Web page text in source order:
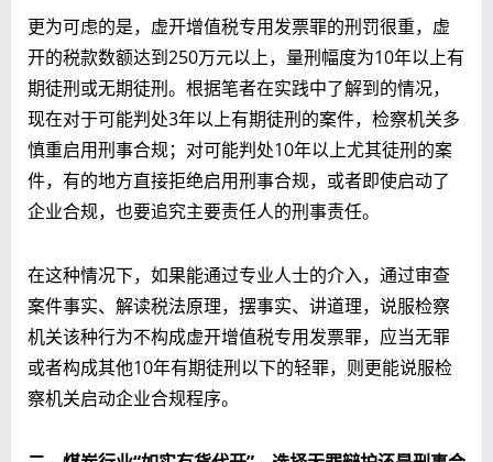
更为可虑的是，虚开增值税专用发票罪的刑罚很重，虚
开的税款数额达到250万元以上，量刑幅度为10年以上有
期徒刑或无期徒刑。根据笔者在实践中了解到的情况，
现在对于可能判处3年以上有期徒刑的案件，检察机关多
慎重启用刑事合规；对可能判处10年以上尤其徒刑的案
件，有的地方直接拒绝启用刑事合规，或者即使启动了
企业合规，也要追究主要责任人的刑事责任。
在这种情况下，如果能通过专业人士的介入，通过审查
案件事实、解读税法原理，摆事实、讲道理，说服检察
机关该种行为不构成虚开增值税专用发票罪，应当无罪
或者构成其他10年有期徒刑以下的轻罪，则更能说服检
察机关启动企业合规程序。